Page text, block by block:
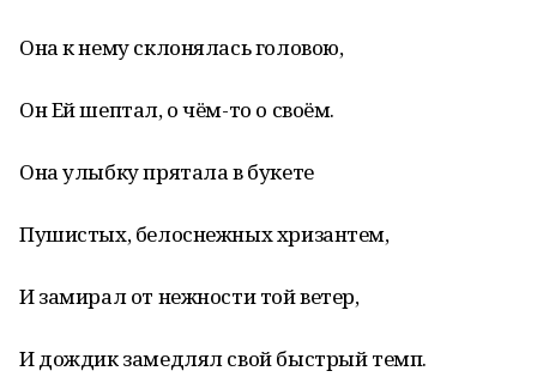
Она к нему склонялась головою,
Он Ей шептал, о чём-то о своём.
Она улыбку прятала в букете
Пушистых, белоснежных хризантем,
И замирал от нежности той ветер,
И дождик замедлял свой быстрый темп.